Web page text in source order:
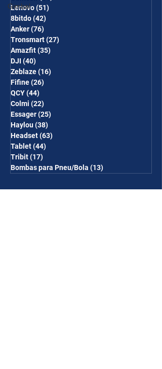
Gimbal
Lenovo(51)
8bitdo(42)
Anker(76)
Tronsmart(27)
Amazfit(35)
DJI (40)
Zeblaze(16)
Fifine(26)
QCY(44)
Colmi (22)
Essager(25)
Haylou(38)
Headset(63)
Tablet(44)
Tribit(17)
Bombas para Pneu/Bola (13)